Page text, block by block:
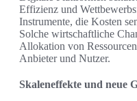
Effizienz und
Instrumente, die Kosten
Solche wirtschaftliche
Allokation von
Anbieter und Nutzer.
Skaleneffekte und neue